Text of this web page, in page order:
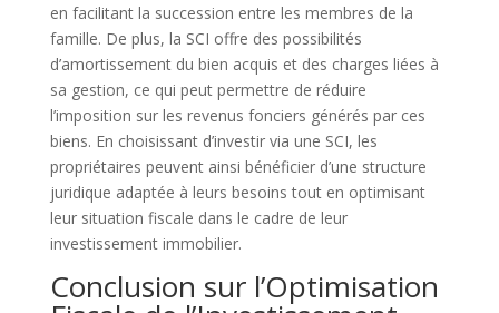
en facilitant la succession entre les membres de la
famille. De plus, la SCI offre des possibilités
d’amortissement du bien acquis et des charges liées à
sa gestion, ce qui peut permettre de réduire
l’imposition sur les revenus fonciers générés par ces
biens. En choisissant d’investir via une SCI, les
propriétaires peuvent ainsi bénéficier d’une structure
juridique adaptée à leurs besoins tout en optimisant
leur situation fiscale dans le cadre de leur
investissement immobilier.
Conclusion sur l’Optimisation